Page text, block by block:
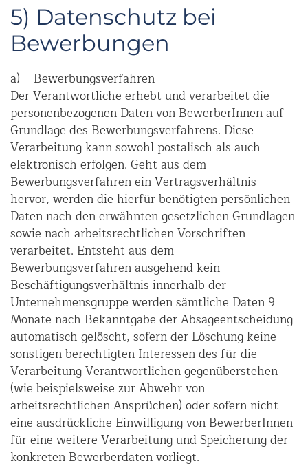
5) Datenschutz bei
Bewerbungen
a) Bewerbungsverfahren
Der Verantwortliche erhebt und verarbeitet die
personenbezogenen Daten von BewerberInnen auf
Grundlage des Bewerbungsverfahrens. Diese
Verarbeitung kann sowohl postalisch als auch
elektronisch erfolgen. Geht aus dem
Bewerbungsverfahren ein Vertragsverhältnis
hervor, werden die hierfür benötigten persönlichen
Daten nach den erwähnten gesetzlichen Grundlagen
sowie nach arbeitsrechtlichen Vorschriften
verarbeitet. Entsteht aus dem
Bewerbungsverfahren ausgehend kein
Beschäftigungsverhältnis innerhalb der
Unternehmensgruppe werden sämtliche Daten 9
Monate nach Bekanntgabe der Absageentscheidung
automatisch gelöscht, sofern der Löschung keine
sonstigen berechtigten Interessen des für die
Verarbeitung Verantwortlichen gegenüberstehen
(wie beispielsweise zur Abwehr von
arbeitsrechtlichen Ansprüchen) oder sofern nicht
eine ausdrückliche Einwilligung von BewerberInnen
für eine weitere Verarbeitung und Speicherung der
konkreten Bewerberdaten vorliegt.